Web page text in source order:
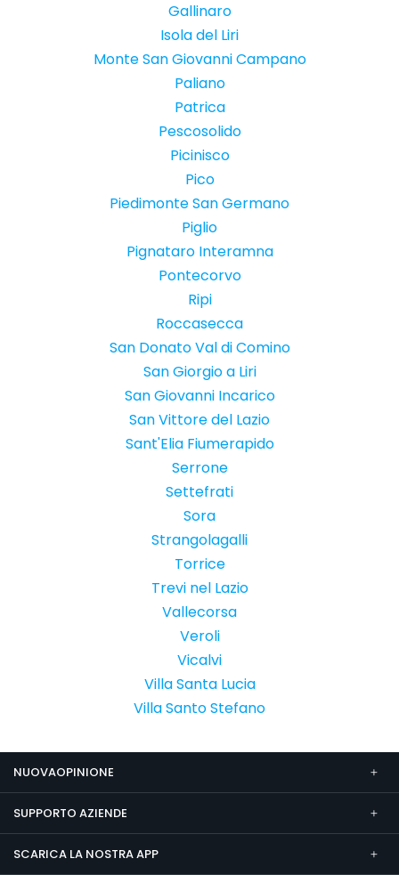
Gallinaro
Isola del Liri
Monte San Giovanni Campano
Paliano
Patrica
Pescosolido
Picinisco
Pico
Piedimonte San Germano
Piglio
Pignataro Interamna
Pontecorvo
Ripi
Roccasecca
San Donato Val di Comino
San Giorgio a Liri
San Giovanni Incarico
San Vittore del Lazio
Sant'Elia Fiumerapido
Serrone
Settefrati
Sora
Strangolagalli
Torrice
Trevi nel Lazio
Vallecorsa
Veroli
Vicalvi
Villa Santa Lucia
Villa Santo Stefano
NUOVAOPINIONE
SUPPORTO AZIENDE
SCARICA LA NOSTRA APP